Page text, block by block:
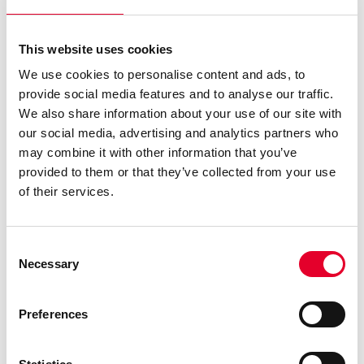
This website uses cookies
We use cookies to personalise content and ads, to
provide social media features and to analyse our traffic.
We also share information about your use of our site with
our social media, advertising and analytics partners who
may combine it with other information that you’ve
provided to them or that they’ve collected from your use
of their services.
Selection
Necessary
Preferences